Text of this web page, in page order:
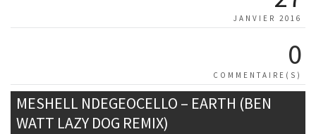
JANVIER 2016
0
COMMENTAIRE(S)
MESHELL NDEGEOCELLO – EARTH (BEN
WATT LAZY DOG REMIX)